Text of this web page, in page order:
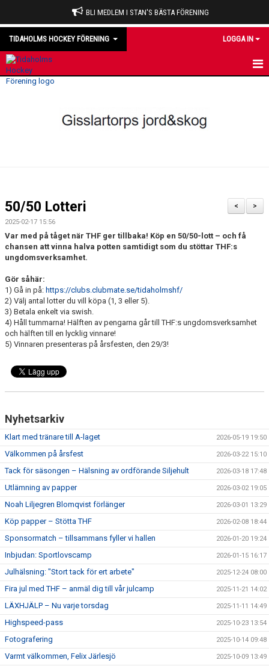
BLI MEDLEM I STAN'S BÄSTA FÖRENING
TIDAHOLMS HOCKEY FÖRENING LOGGA IN
MATCHER
DOMARE
KIOSKEN
THF UNGDOMSPOLICY - RÖDA TRÅD
PROFILKLÄDER
BILDGALLERI
DOKUMENT
ALLMÄNHETENS ÅKNING
>
<
50/50 Lotteri
2025-02-17 15:56
Var med på tåget när THF ger tillbaka! Köp en 50/50-lott – och få
chansen att vinna halva potten samtidigt som du stöttar THF:s
ungdomsverksamhet.
Gör såhär:
1) Gå in på: https://clubs.clubmate.se/tidaholmshf/
2) Välj antal lotter du vill köpa (1, 3 eller 5).
3) Betala enkelt via swish.
4) Håll tummarna! Hälften av pengarna går till THF:s ungdomsverksamhet
och hälften till en lycklig vinnare!
5) Vinnaren presenteras på årsfesten, den 29/3!
Nyhetsarkiv
Klart med tränare till A-laget 2026-05-19 19:50
Välkommen på årsfest 2026-03-22 15:10
Tack för säsongen – Hälsning av ordförande Siljehult 2026-03-18 17:48
Utlämning av papper 2026-03-02 19:05
Noah Liljegren Blomqvist förlänger 2026-03-01 13:29
Köp papper – Stötta THF 2026-02-08 18:44
Sponsormatch – tillsammans fyller vi hallen 2026-01-20 19:24
Inbjudan: Sportlovscamp 2026-01-15 16:17
Julhälsning: "Stort tack för ert arbete" 2025-12-24 08:00
Fira jul med THF – anmäl dig till vår julcamp 2025-11-21 14:02
LÄXHJÄLP – Nu varje torsdag 2025-11-11 14:49
Highspeed-pass 2025-10-23 13:54
Fotografering 2025-10-14 09:48
Varmt välkommen, Felix Järlesjö 2025-10-09 13:49